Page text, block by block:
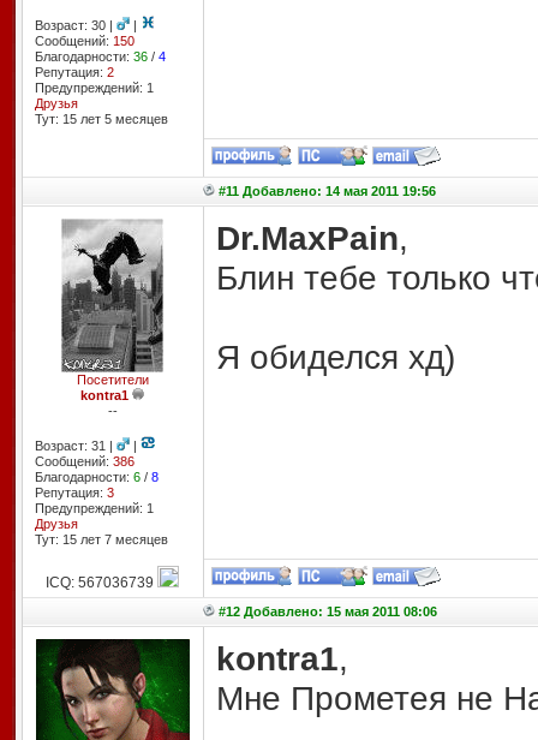
Возраст: 30 |
|
Сообщений: 150
Благодарности: 36/ 4
Репутация: 2
Предупреждений: 1
Друзья
Тут: 15 лет 5 месяцев
#11 Добавлено: 14 мая 2011 19:56
Посетители
kontra1
--
Возраст: 31 |
|
Сообщений: 386
Благодарности: 6/ 8
Репутация: 3
Предупреждений: 1
Друзья
Тут: 15 лет 7 месяцев
Dr.MaxPain,
Блин тебе только
Я обиделся хд)
ICQ: 567036739
#12 Добавлено: 15 мая 2011 08:06
kontra1,
Мне Прометея не